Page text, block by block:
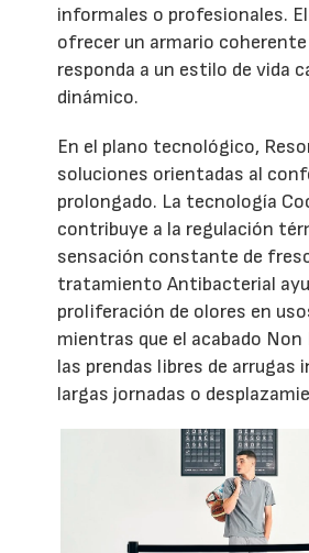
informales o profesionales.
ofrecer un armario
responda a un estilo de vida
dinámico.
En el plano tecnológico,
soluciones orientadas al
prolongado. La tecnología
contribuye a la regulación
sensación constante de
tratamiento Antibacterial
proliferación de olores en
mientras que el acabado
las prendas libres de arrugas
largas jornadas o